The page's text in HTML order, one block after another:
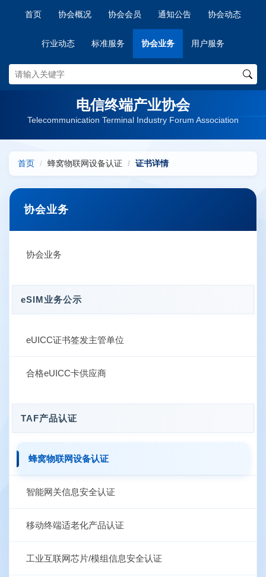
首页 协会概况 协会会员 通知公告 协会动态
行业动态 标准服务 协会业务 用户服务
电信终端产业协会
Telecommunication Terminal Industry Forum Association
首页 蜂窝物联网设备认证 证书详情
协会业务
协会业务
eSIM业务公示
eUICC证书签发主管单位
合格eUICC卡供应商
TAF产品认证
蜂窝物联网设备认证
智能网关信息安全认证
移动终端适老化产品认证
工业互联网芯片/模组信息安全认证